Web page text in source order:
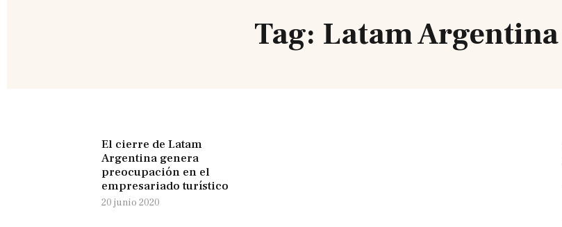
Tag: Latam Argentina
El cierre de Latam
Argentina genera
preocupación en el
empresariado turístico
20 junio 2020